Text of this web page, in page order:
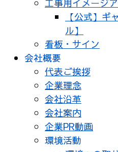
工事用イメージ
【公式】ギ
ル】
看板・サイン
会社概要
代表ご挨拶
企業理念
会社沿革
会社案内
企業PR動画
環境活動